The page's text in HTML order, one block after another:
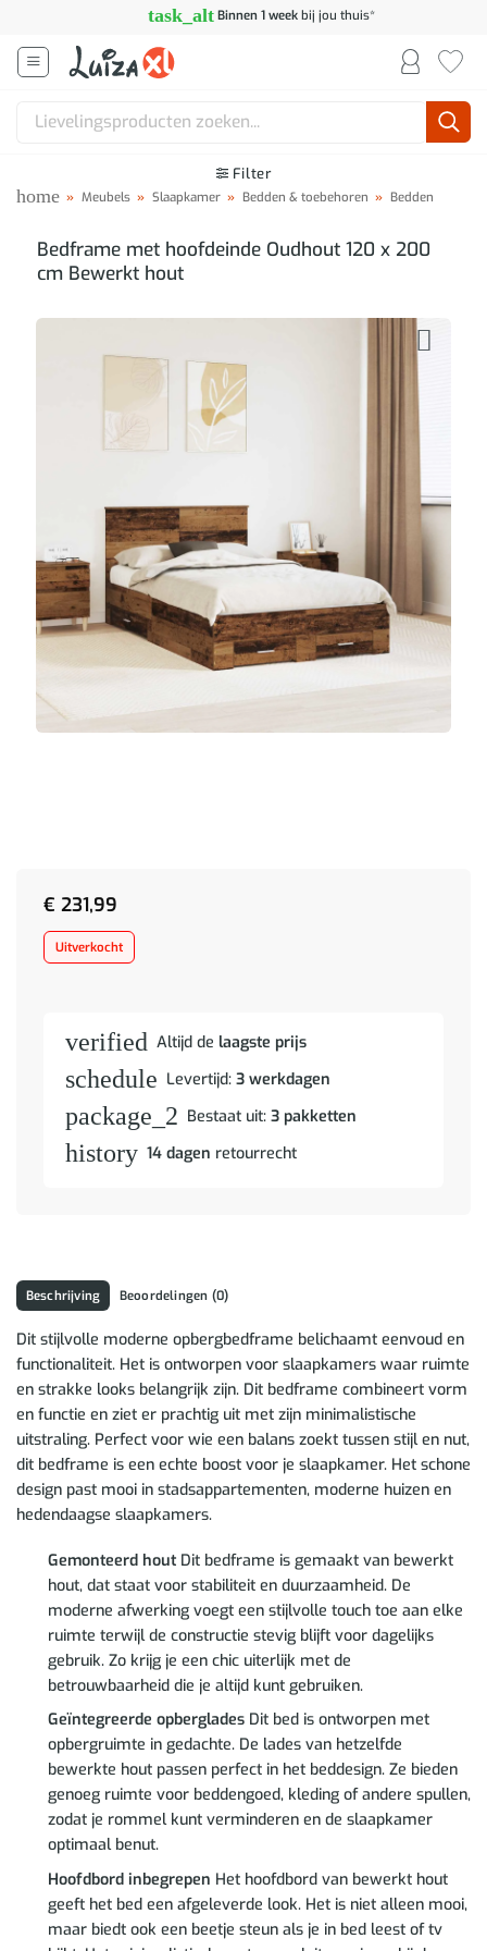
inhoud
task_alt Binnen 1 weekbij jou thuis*
Zoeken
Filter
home » Meubels » Slaapkamer » Bedden & toebehoren » Bedden
Bedframe met hoofdeinde Oudhout 120 x 200
cm Bewerkt hout
€ 231,99
Uitverkocht
verified Altijd de laagste prijs
schedule Levertijd: 3 werkdagen
package_2 Bestaat uit: 3 pakketten
history 14 dagen retourrecht
Beschrijving Beoordelingen (0)
Dit stijlvolle moderne opbergbedframe belichaamt eenvoud en
functionaliteit. Het is ontworpen voor slaapkamers waar ruimte
en strakke looks belangrijk zijn. Dit bedframe combineert vorm
en functie en ziet er prachtig uit met zijn minimalistische
uitstraling. Perfect voor wie een balans zoekt tussen stijl en nut,
dit bedframe is een echte boost voor je slaapkamer. Het schone
design past mooi in stadsappartementen, moderne huizen en
hedendaagse slaapkamers.
Gemonteerd houtDit bedframe is gemaakt van bewerkt
hout, dat staat voor stabiliteit en duurzaamheid. De
moderne afwerking voegt een stijlvolle touch toe aan elke
ruimte terwijl de constructie stevig blijft voor dagelijks
gebruik. Zo krijg je een chic uiterlijk met de
betrouwbaarheid die je altijd kunt gebruiken.
Geïntegreerde opbergladesDit bed is ontworpen met
opbergruimte in gedachte. De lades van hetzelfde
bewerkte hout passen perfect in het beddesign. Ze bieden
genoeg ruimte voor beddengoed, kleding of andere spullen,
zodat je rommel kunt verminderen en de slaapkamer
optimaal benut.
Hoofdbord inbegrepen Het hoofdbord van bewerkt hout
geeft het bed een afgeleverde look. Het is niet alleen mooi,
maar biedt ook een beetje steun als je in bed leest of tv